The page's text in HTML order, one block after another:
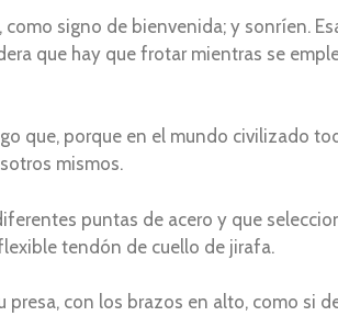
signo de bienvenida; y sonríen.
que hay que frotar mientras se
que, porque en el mundo civilizado
mismos.
puntas de acero y que
tendón de cuello de jirafa.
con los brazos en alto, como si